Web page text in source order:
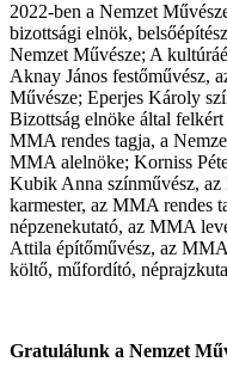
2022-ben a Nemzet
bizottsági elnök,
Nemzet Művésze; A
Aknay János festőművész,
Művésze; Eperjes Károly
Bizottság elnöke által
MMA rendes tagja, a
MMA alelnöke; Korniss
Kubik Anna színművész,
karmester, az MMA rendes
népzenekutató, az MMA
Attila építőművész, az
költő, műfordító,
Gratulálunk a Nemzet